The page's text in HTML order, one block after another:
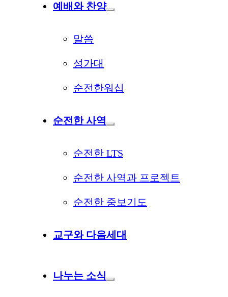
예배와 찬양
말씀
성가대
순전한워십
순전한 사역
순전한 LTS
순전한 사역과 프로젝트
순전한 중보기도
교구와 다음세대
나누는 소식